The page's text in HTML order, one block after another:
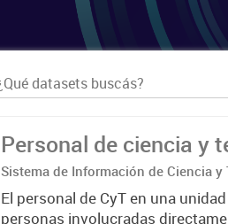
Personal de ciencia y
Sistema de Información de Ciencia
El personal de CyT en una
personas involucradas